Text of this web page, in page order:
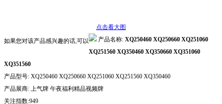
点击看大图
如果您对该产品感兴趣的话,可以
产品名称: XQ250460 XQ250660 XQ251060
XQ251560 XQ350460 XQ350660 XQ351060
XQ351560
产品型号: XQ250460 XQ250660 XQ251060 XQ251560 XQ350460
产品展商: 上气牌 午夜福利精品视频牌
关注指数:949